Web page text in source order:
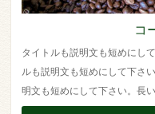
コ
タイトルも説明文も短めにし
ルも説明文も短めにして下さ
明文も短めにして下さい。長